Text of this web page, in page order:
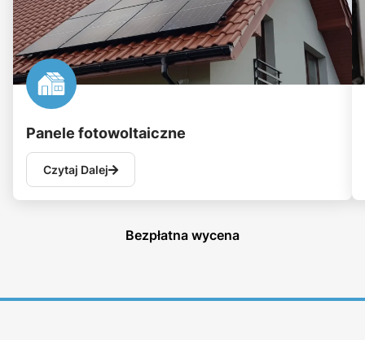
Panele fotowoltaiczne
Czytaj Dalej
Bezpłatna wycena